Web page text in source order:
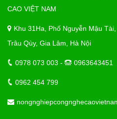
CAO VIỆT NAM
Khu 31Ha, Phố Nguyễn Mậu
Trâu Qùy, Gia Lâm, Hà Nội
0978 073 003 - 0963643451
0962 454 799